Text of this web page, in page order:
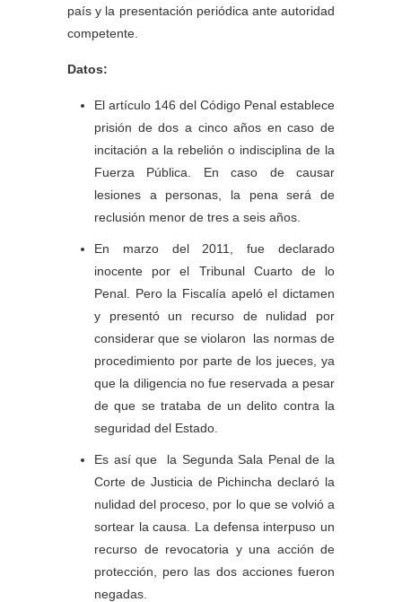
país y la presentación periódica ante autoridad
competente.
Datos:
El artículo 146 del Código Penal establece
prisión de dos a cinco años en caso de
incitación a la rebelión o indisciplina de la
Fuerza Pública. En caso de causar
lesiones a personas, la pena será de
reclusión menor de tres a seis años.
En marzo del 2011, fue declarado
inocente por el Tribunal Cuarto de lo
Penal. Pero la Fiscalía apeló el dictamen
y presentó un recurso de nulidad por
considerar que se violaron las normas de
procedimiento por parte de los jueces, ya
que la diligencia no fue reservada a pesar
de que se trataba de un delito contra la
seguridad del Estado.
Es así que la Segunda Sala Penal de la
Corte de Justicia de Pichincha declaró la
nulidad del proceso, por lo que se volvió a
sortear la causa. La defensa interpuso un
recurso de revocatoria y una acción de
protección, pero las dos acciones fueron
negadas.